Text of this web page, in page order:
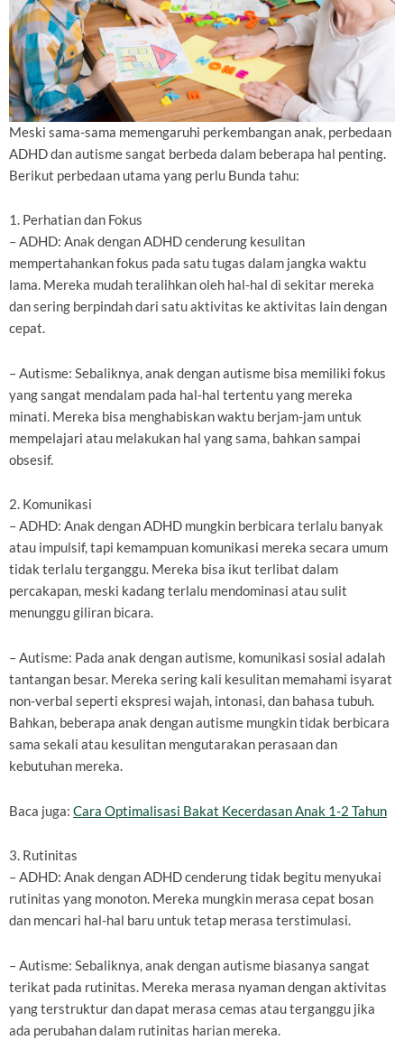
Meski sama-sama memengaruhi perkembangan anak, perbedaan
ADHD dan autisme sangat berbeda dalam beberapa hal penting.
Berikut perbedaan utama yang perlu Bunda tahu:
1. Perhatian dan Fokus
– ADHD: Anak dengan ADHD cenderung kesulitan
mempertahankan fokus pada satu tugas dalam jangka waktu
lama. Mereka mudah teralihkan oleh hal-hal di sekitar mereka
dan sering berpindah dari satu aktivitas ke aktivitas lain dengan
cepat.
– Autisme: Sebaliknya, anak dengan autisme bisa memiliki fokus
yang sangat mendalam pada hal-hal tertentu yang mereka
minati. Mereka bisa menghabiskan waktu berjam-jam untuk
mempelajari atau melakukan hal yang sama, bahkan sampai
obsesif.
2. Komunikasi
– ADHD: Anak dengan ADHD mungkin berbicara terlalu banyak
atau impulsif, tapi kemampuan komunikasi mereka secara umum
tidak terlalu terganggu. Mereka bisa ikut terlibat dalam
percakapan, meski kadang terlalu mendominasi atau sulit
menunggu giliran bicara.
– Autisme: Pada anak dengan autisme, komunikasi sosial adalah
tantangan besar. Mereka sering kali kesulitan memahami isyarat
non-verbal seperti ekspresi wajah, intonasi, dan bahasa tubuh.
Bahkan, beberapa anak dengan autisme mungkin tidak berbicara
sama sekali atau kesulitan mengutarakan perasaan dan
kebutuhan mereka.
Baca juga: Cara Optimalisasi Bakat Kecerdasan Anak 1-2 Tahun
3. Rutinitas
– ADHD: Anak dengan ADHD cenderung tidak begitu menyukai
rutinitas yang monoton. Mereka mungkin merasa cepat bosan
dan mencari hal-hal baru untuk tetap merasa terstimulasi.
– Autisme: Sebaliknya, anak dengan autisme biasanya sangat
terikat pada rutinitas. Mereka merasa nyaman dengan aktivitas
yang terstruktur dan dapat merasa cemas atau terganggu jika
ada perubahan dalam rutinitas harian mereka.